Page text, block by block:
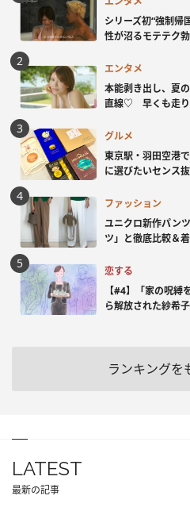
シリーズ初“強制
性が沼るモテテク
エンタメ
本能剥き出し、夏
直線♡ 早くも走り
グルメ
東京駅・羽田空港
に選びたいセンス
ファッション
ユニクロ新作パン
ツ」と徹底比較＆
恋する
【#4】「家の呪
ら解放された紗希
ランキングを
LATEST
最新の記事